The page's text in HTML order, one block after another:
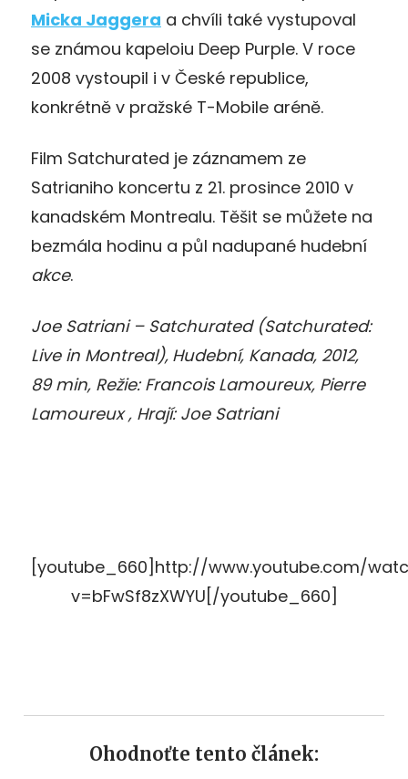
Micka Jaggera a chvíli také vystupoval
se známou kapeloiu Deep Purple. V roce
2008 vystoupil i v České republice,
konkrétně v pražské T-Mobile aréně.
Film Satchurated je záznamem ze
Satrianiho koncertu z 21. prosince 2010 v
kanadském Montrealu. Těšit se můžete na
bezmála hodinu a půl nadupané hudební
akce.
Joe Satriani – Satchurated (Satchurated:
Live in Montreal), Hudební, Kanada, 2012,
89 min, Režie: Francois Lamoureux, Pierre
Lamoureux , Hrají: Joe Satriani
[youtube_660]http://www.youtube.com/
v=bFwSf8zXWYU[/youtube_660]
Ohodnoťte tento článek: